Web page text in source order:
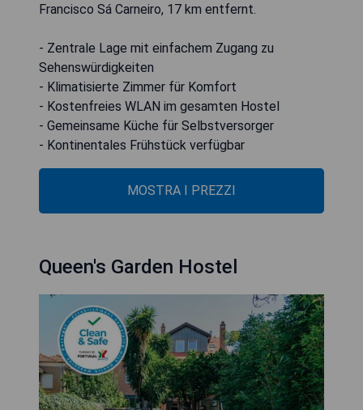
Francisco Sá Carneiro, 17 km entfernt.
- Zentrale Lage mit einfachem Zugang zu
Sehenswürdigkeiten
- Klimatisierte Zimmer für Komfort
- Kostenfreies WLAN im gesamten Hostel
- Gemeinsame Küche für Selbstversorger
- Kontinentales Frühstück verfügbar
MOSTRA I PREZZI
Queen's Garden Hostel